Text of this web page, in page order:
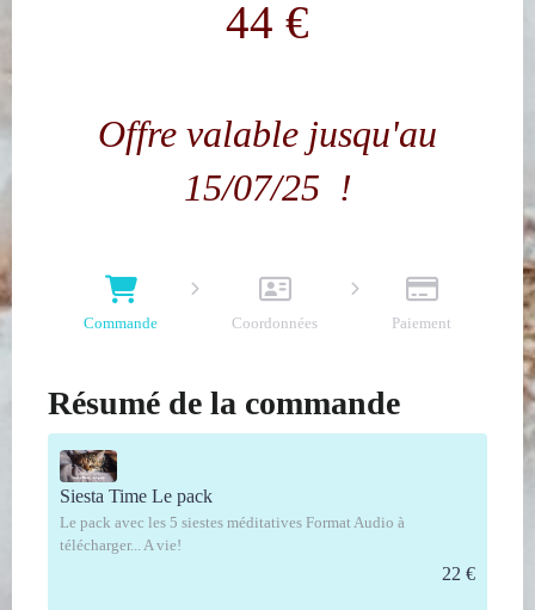
44 €
Offre valable jusqu'au
15/07/25 !
Commande Coordonnées Paiement
Résumé de la commande
Siesta Time Le pack
Le pack avec les 5 siestes méditatives Format Audio à
télécharger... A vie!
22 €